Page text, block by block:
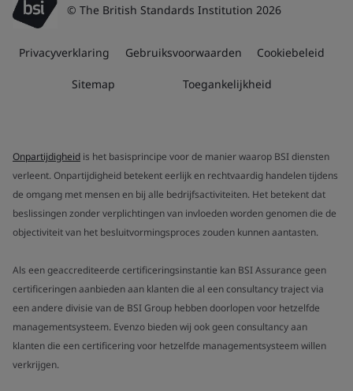
© The British Standards Institution 2026
Privacyverklaring Gebruiksvoorwaarden Cookiebeleid
Sitemap Toegankelijkheid
Onpartijdigheid is het basisprincipe voor de manier waarop BSI diensten
verleent. Onpartijdigheid betekent eerlijk en rechtvaardig handelen tijdens
de omgang met mensen en bij alle bedrijfsactiviteiten. Het betekent dat
beslissingen zonder verplichtingen van invloeden worden genomen die de
objectiviteit van het besluitvormingsproces zouden kunnen aantasten.
Als een geaccrediteerde certificeringsinstantie kan BSI Assurance geen
certificeringen aanbieden aan klanten die al een consultancy traject via
een andere divisie van de BSI Group hebben doorlopen voor hetzelfde
managementsysteem. Evenzo bieden wij ook geen consultancy aan
klanten die een certificering voor hetzelfde managementsysteem willen
verkrijgen.